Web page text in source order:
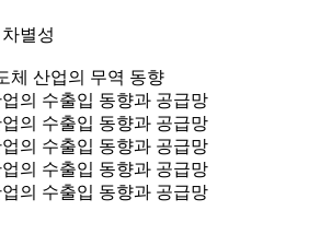
별성
체 산업의 무역 동향
의 수출입 동향과 공급망
의 수출입 동향과 공급망
의 수출입 동향과 공급망
의 수출입 동향과 공급망
의 수출입 동향과 공급망